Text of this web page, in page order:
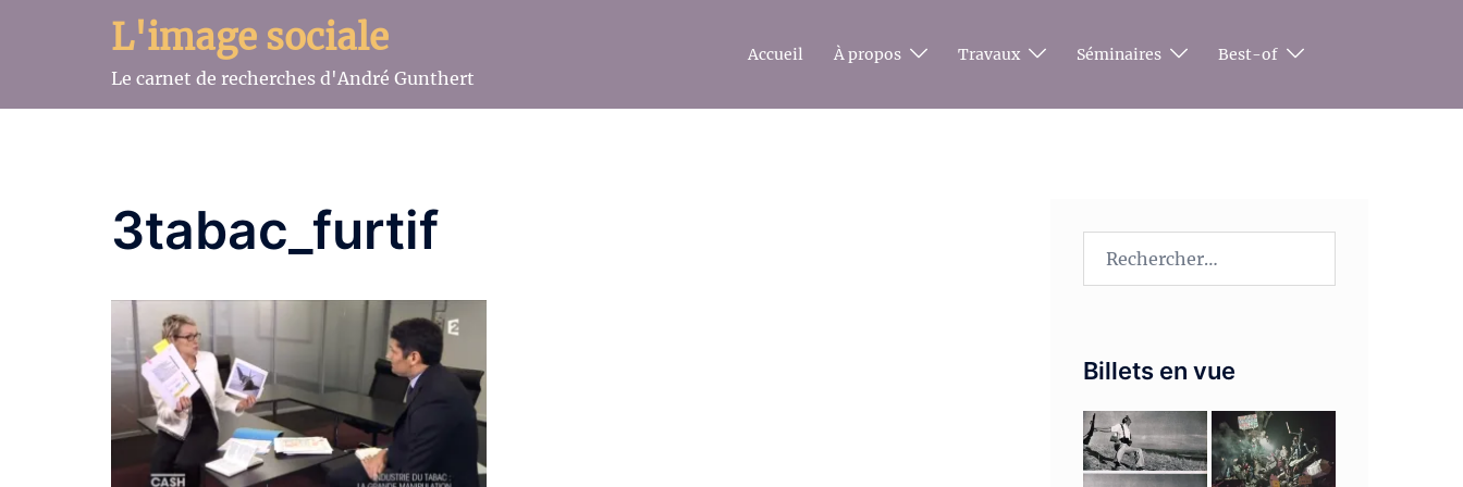
L'image sociale
Le carnet de recherches d'André Gunthert
Accueil À propos Travaux Séminaires Best-of
3tabac_furtif
Billets en vue